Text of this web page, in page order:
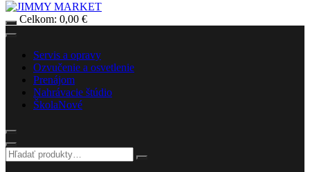
Celkom: 0,00 €
Servis a opravy
Ozvučenie a osvetlenie
Prenájom
Nahrávacie štúdio
ŠkolaNové